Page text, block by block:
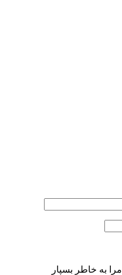
مرا به خاطر بسپار